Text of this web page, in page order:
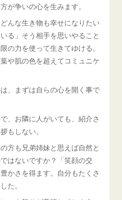
が争いの心を生みます。
んな生き物も幸せになりたい
る」そう相手を思いやること
の力を使って生きてゆける。
や肌の色を超えてコミュニケ
、まずは自らの心を開く事で
、お隣に人がいても、紹介さ
もしない。
方も兄弟姉妹と思えば自然と
はないですか？「笑顔の交
かさを得ます。自分もたくさ
た。